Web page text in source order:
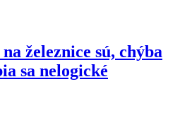
železnice sú, chýba
sa nelogické